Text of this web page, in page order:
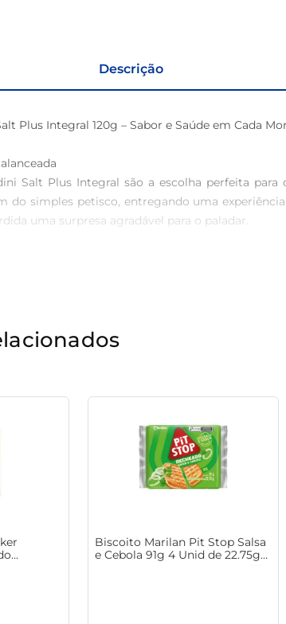
Descrição
Plus Integral 120g – Sabor e Saúde em Cada
Salt Plus Integral são a escolha perfeita
do simples petisco, entregando uma
uma surpresa agradável para o paladar.
os Gostos
se destacam por serem versáteis,
para o dia a dia. Experimente e descubra como
Biscoito Marilan Pit Stop Salsa
e Cebola 91g 4 Unid de 22.75g